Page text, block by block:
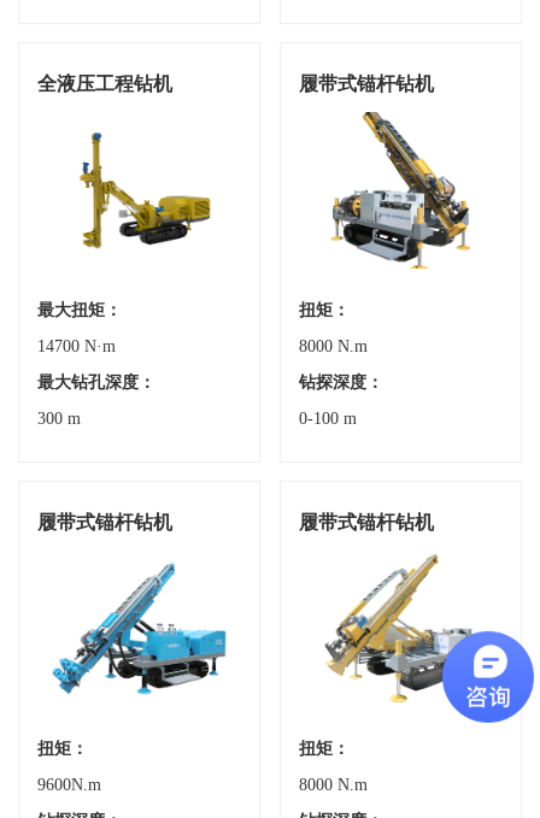
全液压工程钻机
最大扭矩：
14700 N·m
最大钻孔深度：
300 m
履带式锚杆钻机
扭矩：
8000 N.m
钻探深度：
0-100 m
履带式锚杆钻机
扭矩：
9600N.m
履带式锚杆钻机
扭矩：
8000 N.m